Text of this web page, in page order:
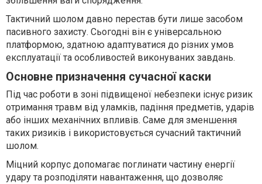
Тактичний шолом давно перестав бути лише засобом
пасивного захисту. Сьогодні він є універсальною
платформою, здатною адаптуватися до різних умов
експлуатації та особливостей виконуваних завдань.
Основне призначення сучасної каски
Під час роботи в зоні підвищеної небезпеки існує ризик
отримання травм від уламків, падіння предметів, ударів
або інших механічних впливів. Саме для зменшення
таких ризиків і використовується сучасний тактичний
шолом.
Міцний корпус допомагає поглинати частину енергії
удару та розподіляти навантаження, що дозволяє